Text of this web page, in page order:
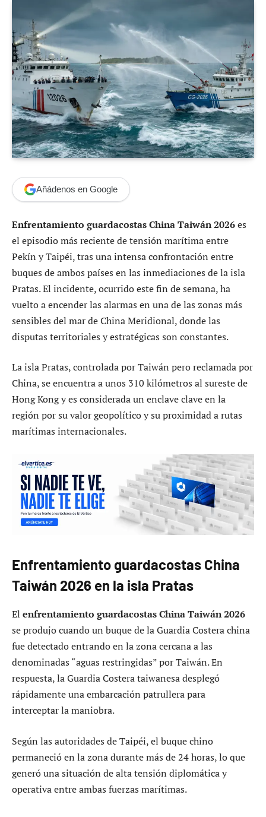
Añádenos en Google
Enfrentamiento guardacostas China Taiwán 2026es
el episodio más reciente de tensión marítima entre
Pekín y Taipéi, tras una intensa confrontación entre
buques de ambos países en las inmediaciones de la isla
Pratas. El incidente, ocurrido este fin de semana, ha
vuelto a encender las alarmas en una de las zonas más
sensibles del mar de China Meridional, donde las
disputas territoriales y estratégicas son constantes.
La isla Pratas, controlada por Taiwán pero reclamada por
China, se encuentra a unos 310 kilómetros al sureste de
Hong Kong y es considerada un enclave clave en la
región por su valor geopolítico y su proximidad a rutas
marítimas internacionales.
Enfrentamiento guardacostas China
Taiwán 2026 en la isla Pratas
El enfrentamiento guardacostas China Taiwán 2026
se produjo cuando un buque de la Guardia Costera china
fue detectado entrando en la zona cercana a las
denominadas “aguas restringidas” por Taiwán. En
respuesta, la Guardia Costera taiwanesa desplegó
rápidamente una embarcación patrullera para
interceptar la maniobra.
Según las autoridades de Taipéi, el buque chino
permaneció en la zona durante más de 24 horas, lo que
generó una situación de alta tensión diplomática y
operativa entre ambas fuerzas marítimas.